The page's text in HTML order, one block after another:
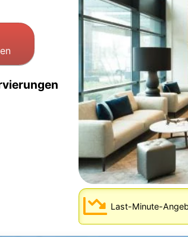
Last-Minute-